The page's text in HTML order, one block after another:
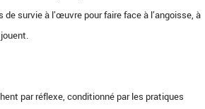
survie à l’œuvre pour faire face à l’angoisse, à
par réflexe, conditionné par les pratiques